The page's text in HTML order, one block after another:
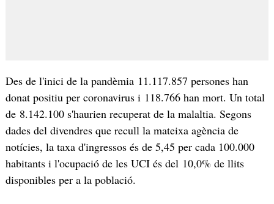
Des de l'inici de la pandèmia 11.117.857 persones han
donat positiu per coronavirus i 118.766 han mort. Un total
de 8.142.100 s'haurien recuperat de la malaltia. Segons
dades del divendres que recull la mateixa agència de
notícies, la taxa d'ingressos és de 5,45 per cada 100.000
habitants i l'ocupació de les UCI és del 10,0% de llits
disponibles per a la població.